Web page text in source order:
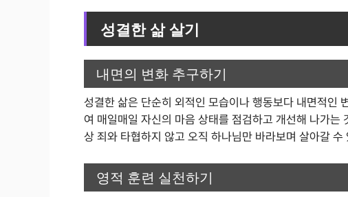
성결한 삶 살기
내면의 변화 추구하기
성결한 삶은 단순히 외적인 모습이나 행동보다 내면적인
여 매일매일 자신의 마음 상태를 점검하고 개선해 나가는
상 죄와 타협하지 않고 오직 하나님만 바라보며 살아갈 수
영적 훈련 실천하기